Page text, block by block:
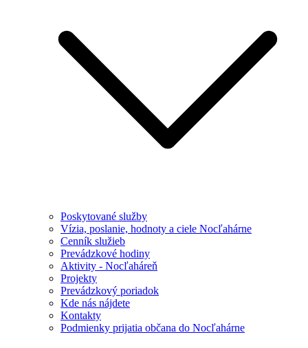
Poskytované služby
Vízia, poslanie, hodnoty a ciele Nocľahárne
Cenník služieb
Prevádzkové hodiny
Aktivity - Nocľaháreň
Projekty
Prevádzkový poriadok
Kde nás nájdete
Kontakty
Podmienky prijatia občana do Nocľahárne